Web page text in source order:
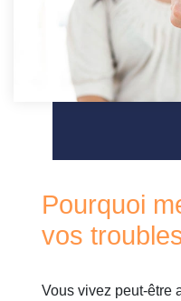
Pourquoi
vos
Vous vivez peut-être